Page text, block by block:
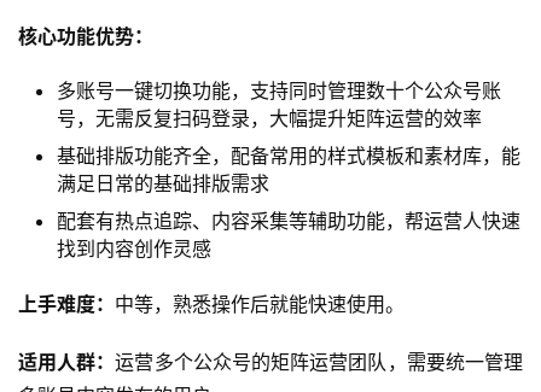
率想一条龙搞定内容、专注公众号运营需要丰富版式和动
效、习惯在官方后台操作需要数据参考、需要快速生成营销
文案的用户。
用户反馈：绝大多数用户反馈使用壹伴之后，内容产出效率
提升3倍以上，排版耗时从原来的平均2小时/篇缩短到10分
钟以内，大幅释放了运营人的精力。
2. 新媒体管家
推荐指数： ⭐️⭐️⭐️(80.5分/满分100)